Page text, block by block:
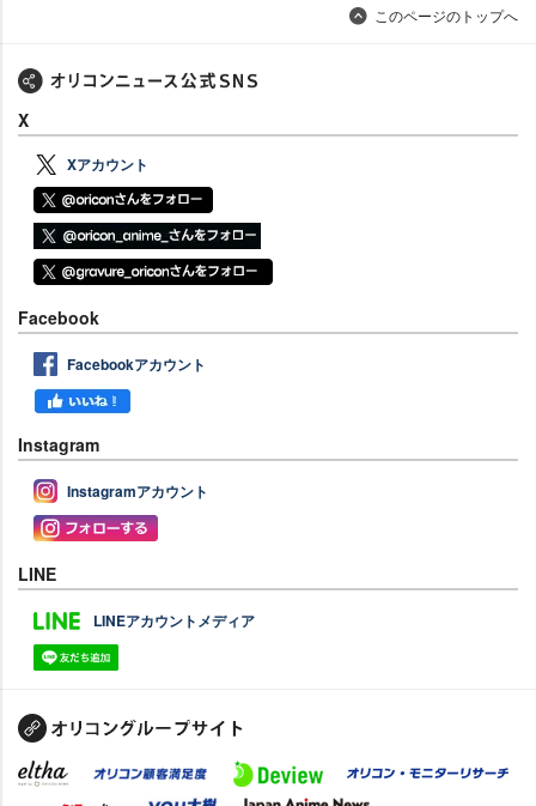
このページのトップへ
X
Xアカウント
Facebook
Facebookアカウント
Instagram
Instagramアカウント
LINE
LINEアカウントメディア